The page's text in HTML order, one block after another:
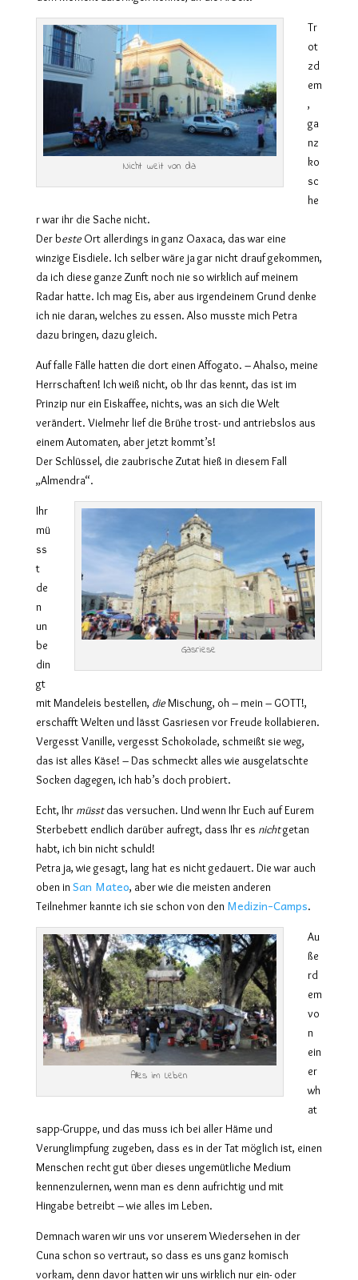
Nicht weit von da
Tr
ot
zd
em
,
ga
nz
ko
sc
he
r war ihr die Sache nicht.
Der beste Ort allerdings in ganz Oaxaca, das war eine
winzige Eisdiele. Ich selberwäre ja gar nichtdraufgekommen,
da ich diese ganze Zunft noch nie so wirklich auf meinem
Radar hatte. Ich mag Eis, aber aus irgendeinem Grund denke
ich nie daran, welches zu essen. Also musste mich Petra
dazu bringen, dazu gleich.
Auf falle Fälle hatten die dort einen Affogato. – Ahalso, meine
Herrschaften! Ich weiß nicht, ob Ihr das kennt, das ist im
Prinzip nur ein Eiskaffee, nichts, was an sich die Welt
verändert. Vielmehr lief die Brühe trost- und antriebslos aus
einem Automaten, aber jetzt kommt’s!
Der Schlüssel, die zaubrische Zutat hieß in diesem Fall
„Almendra“.
Gasriese
Ihr
mü
ss
t
de
n
un
be
din
gt
mit Mandeleis bestellen, dieMischung, oh – mein – GOTT!,
erschafft Welten und lässt Gasriesen vor Freude kollabieren.
Vergesst Vanille, vergesst Schokolade, schmeißt sie weg,
das ist alles Käse! – Das schmeckt alles wie ausgelatschte
Socken dagegen, ich hab’s doch probiert.
Echt, Ihr müsstdas versuchen. Und wenn Ihr Euch auf Eurem
Sterbebett endlich darüber aufregt, dass Ihr es nichtgetan
habt, ich bin nicht schuld!
Petra ja, wie gesagt, lang hat es nicht gedauert. Die war auch
oben in San Mateo, aber wie die meisten anderen
Teilnehmer kannte ich sie schon von den Medizin-Camps.
Alles im Leben
Au
ße
rd
em
vo
n
ein
er
wh
at
sapp-Gruppe, und das muss ich bei aller Häme und
Verunglimpfung zugeben, dass es in der Tat möglich ist, einen
Menschen recht gut über dieses ungemütliche Medium
kennenzulernen, wenn man es denn aufrichtig und mit
Hingabe betreibt – wie alles im Leben.
Demnach waren wir uns vor unserem Wiedersehen in der
Cuna schon so vertraut, so dass es uns ganz komisch
vorkam, denn davor hatten wir uns wirklich nur ein- oder